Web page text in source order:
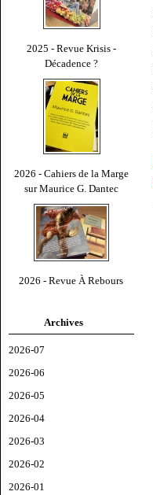
2025 - Revue Krisis -
Décadence ?
2026 - Cahiers de la Marge
sur Maurice G. Dantec
2026 - Revue À Rebours
Archives
2026-07
2026-06
2026-05
2026-04
2026-03
2026-02
2026-01